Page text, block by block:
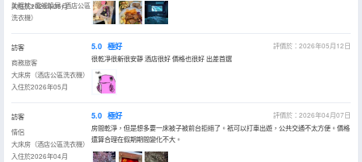
助眠枕+電視投屏+酒店公區
洗衣機）
入住於2026年05月
訪客
商務旅客
大床房（酒店公區洗衣機）
入住於2026年05月
5.0 極好
評價於：2026年05月12日
很乾凈很新很安靜 酒店很好 價格也很好 出差首選
訪客
情侶
大床房（酒店公區洗衣機）
入住於2026年04月
5.0 極好
評價於：2026年04月07日
房間乾淨，但是想多要一床被子被前台拒絕了。衹可以打車出遊，公共交通不太方便。價格
還算合理在假期期間變化不大。